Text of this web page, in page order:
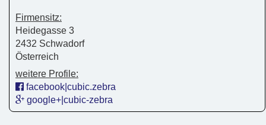
Firmensitz:
Heidegasse 3
2432 Schwadorf
Österreich
weitere Profile:
facebook|cubic.zebra
google+|cubic-zebra